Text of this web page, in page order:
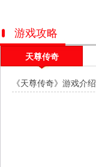
天空的魔幻城
斩魔问道
每日新服
灵魂契约
每日新服
山海经异兽录 每日新服
游戏攻略
天尊传奇
《天尊传奇》游戏介绍